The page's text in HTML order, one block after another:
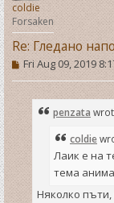
coldie
Forsaken
Re: Гледано
P
o
s
t
Fri Aug 09, 2019
penzata
coldie
Лаик е на
тема
Няколко